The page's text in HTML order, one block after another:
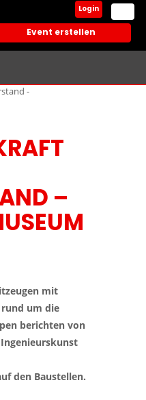
Event erstellen
Login
–
mit
um die
berichten von
den Baustellen.